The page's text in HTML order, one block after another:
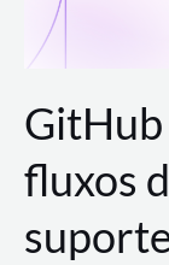
fluxos